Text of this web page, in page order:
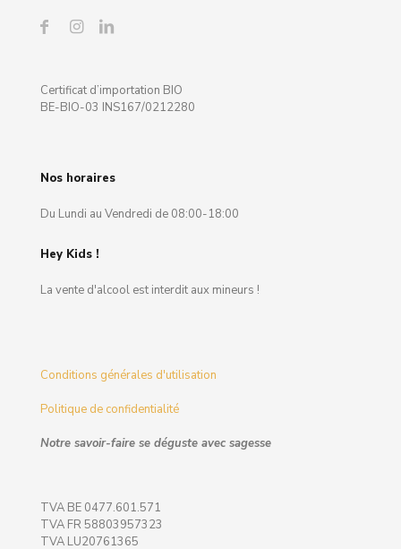
Certificat d’importation BIO
BE-BIO-03 INS167/0212280
Nos horaires
Du Lundi au Vendredi de 08:00-18:00
Hey Kids !
La vente d'alcool est interdit aux mineurs !
Conditions générales d'utilisation
Politique de confidentialité
Notre savoir-faire se déguste avec sagesse
TVA BE 0477.601.571
TVA FR 58803957323
TVA LU20761365